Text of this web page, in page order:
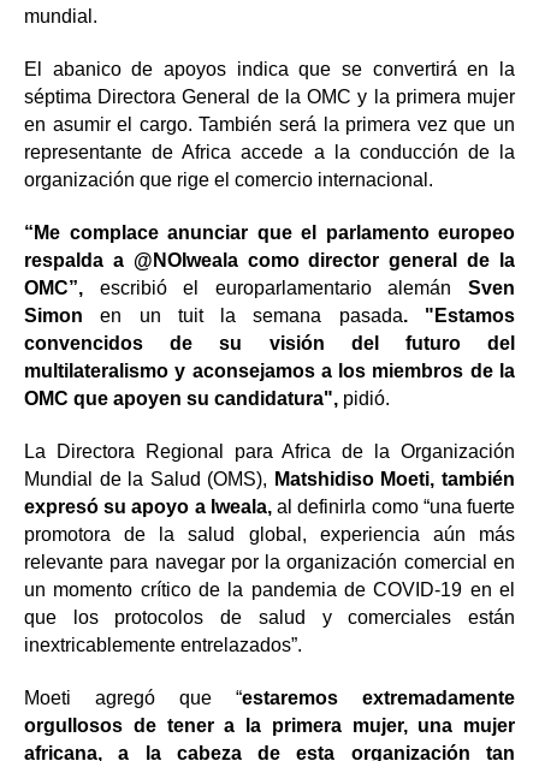
mundial.
El abanico de apoyos indica que se convertirá en la
séptima Directora General de la OMC y la primera mujer
en asumir el cargo. También será la primera vez que un
representante de Africa accede a la conducción de la
organización que rige el comercio internacional.
“Me complace anunciar que el parlamento europeo
respalda a @NOIweala como director general de la
OMC”, escribió el europarlamentario alemán Sven
Simon en un tuit la semana pasada. "Estamos
convencidos de su visión del futuro del
multilateralismo y aconsejamos a los miembros de la
OMC que apoyen su candidatura", pidió.
La Directora Regional para Africa de la Organización
Mundial de la Salud (OMS), Matshidiso Moeti, también
expresó su apoyo a Iweala,al definirla como “una fuerte
promotora de la salud global, experiencia aún más
relevante para navegar por la organización comercial en
un momento crítico de la pandemia de COVID-19 en el
que los protocolos de salud y comerciales están
inextricablemente entrelazados”.
Moeti agregó que “estaremos extremadamente
orgullosos de tener a la primera mujer, una mujer
africana, a la cabeza de esta organización tan